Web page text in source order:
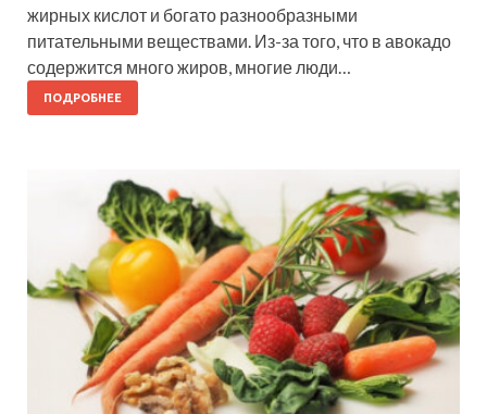
жирных кислот и богато разнообразными
питательными веществами. Из-за того, что в авокадо
содержится много жиров, многие люди…
ПОДРОБНЕЕ